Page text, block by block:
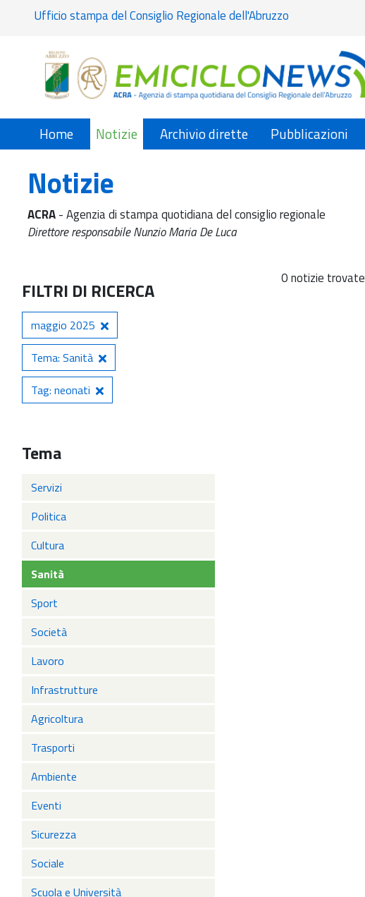
Ufficio stampa del Consiglio Regionale dell'Abruzzo
Home Notizie Archivio dirette Pubblicazioni
Notizie
ACRA- Agenzia di stampa quotidiana del consiglio regionale
Direttore responsabile Nunzio Maria De Luca
FILTRI DI RICERCA
maggio 2025
Tema: Sanità
Tag: neonati
Tema
Servizi
Politica
Cultura
Sanità
Sport
Società
Lavoro
Infrastrutture
Agricoltura
Trasporti
Ambiente
Eventi
Sicurezza
Sociale
Scuola e Università
0 notizie trovate